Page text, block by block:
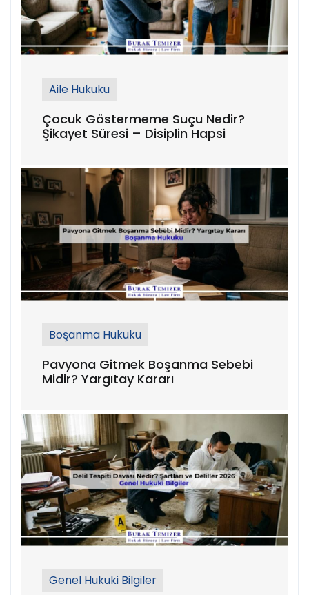
Aile Hukuku
Çocuk Göstermeme Suçu Nedir?
Şikayet Süresi – Disiplin Hapsi
Boşanma Hukuku
Pavyona Gitmek Boşanma Sebebi
Midir? Yargıtay Kararı
Genel Hukuki Bilgiler